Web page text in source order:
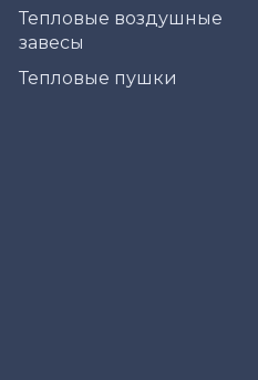
Тепловые воздушные
завесы
Тепловые пушки